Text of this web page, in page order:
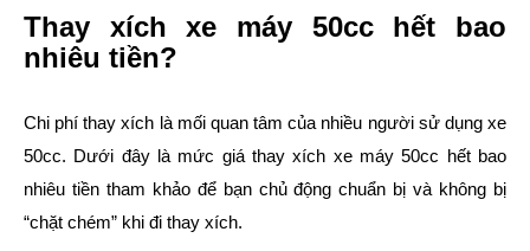
Thay xích xe máy 50cc hết bao
nhiêu tiền?
Chi phí thay xích là mối quan tâm của nhiều người sử dụng xe
50cc. Dưới đây là mức giá thay xích xe máy 50cc hết bao
nhiêu tiền tham khảo để bạn chủ động chuẩn bị và không bị
“chặt chém” khi đi thay xích.